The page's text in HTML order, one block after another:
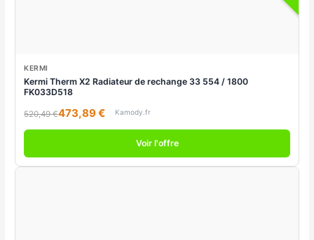
KERMI
Kermi Therm X2 Radiateur de rechange 33 554 / 1800
FK033D518
520,49 €473,89 € Kamody.fr
Voir l'offre